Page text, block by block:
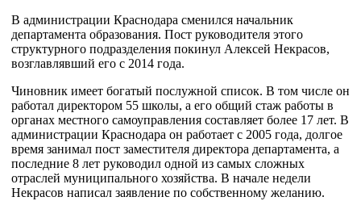
В администрации Краснодара сменился начальник
департамента образования. Пост руководителя этого
структурного подразделения покинул Алексей Некрасов,
возглавлявший его с 2014 года.
Чиновник имеет богатый послужной список. В том числе он
работал директором 55 школы, а его общий стаж работы в
органах местного самоуправления составляет более 17 лет. В
администрации Краснодара он работает с 2005 года, долгое
время занимал пост заместителя директора департамента, а
последние 8 лет руководил одной из самых сложных
отраслей муниципального хозяйства. В начале недели
Некрасов написал заявление по собственному желанию.